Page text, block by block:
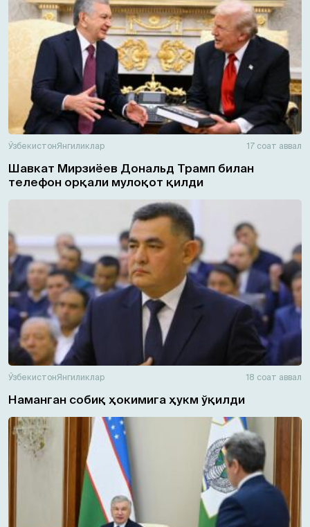
ЎзбекистонЯнгиликлар 17 соат аввал
Шавкат Мирзиёев Дональд Трамп билан
телефон орқали мулоқот қилди
ЎзбекистонЯнгиликлар 18 соат аввал
Наманган собиқ ҳокимига ҳукм ўқилди